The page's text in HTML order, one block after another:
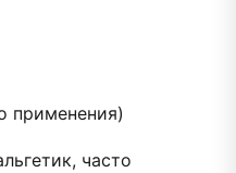
применения)
часто